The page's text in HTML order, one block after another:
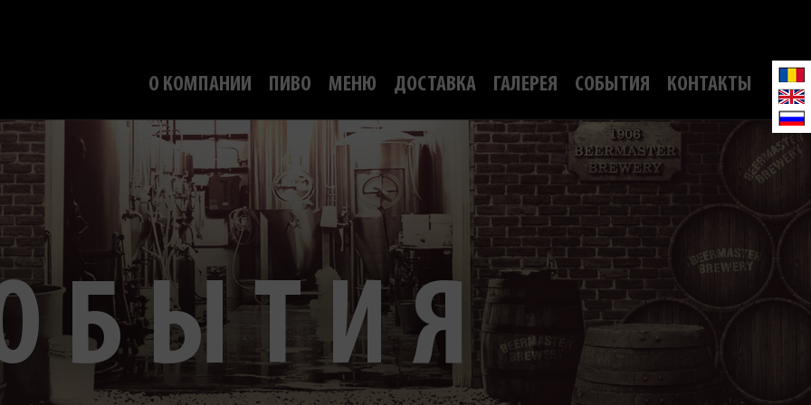
О КОМПАНИИ ПИВО МЕНЮ ДОСТАВКА ГАЛЕРЕЯ СОБЫТИЯ КОНТАКТЫ